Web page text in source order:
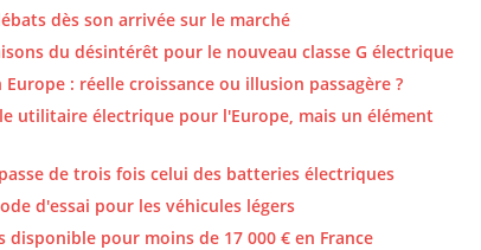
dès son arrivée sur le marché
du désintérêt pour le nouveau classe G électrique
: réelle croissance ou illusion passagère ?
utilitaire électrique pour l'Europe, mais un élément
de trois fois celui des batteries électriques
d'essai pour les véhicules légers
pour moins de 17 000 € en France